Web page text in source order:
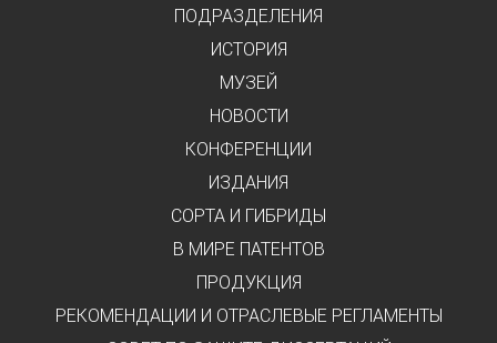
ПОДРАЗДЕЛЕНИЯ
ИСТОРИЯ
МУЗЕЙ
НОВОСТИ
КОНФЕРЕНЦИИ
ИЗДАНИЯ
СОРТА И ГИБРИДЫ
В МИРЕ ПАТЕНТОВ
ПРОДУКЦИЯ
РЕКОМЕНДАЦИИ И ОТРАСЛЕВЫЕ РЕГЛАМЕНТЫ